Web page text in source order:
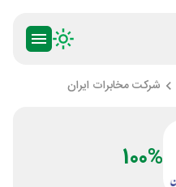
شرکت مخابرات ایران
100%